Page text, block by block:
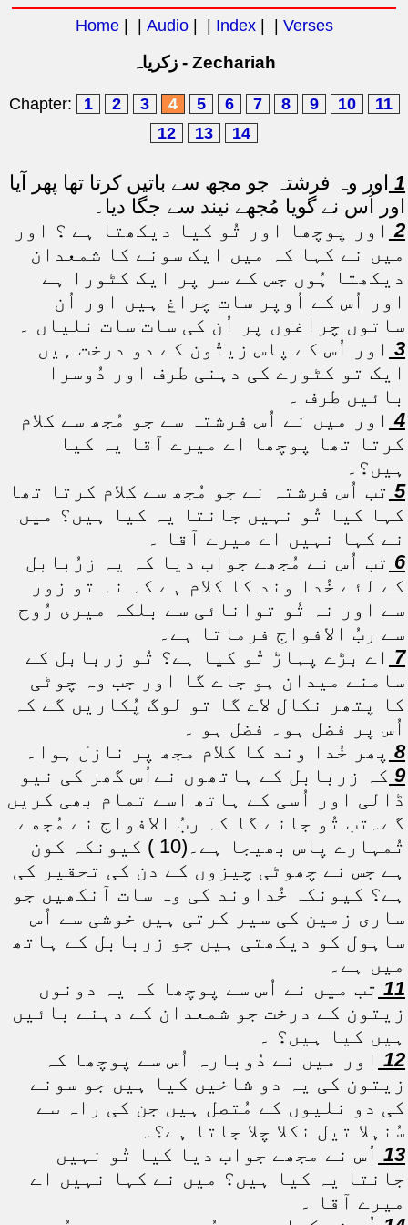
Home| | Audio| | Index| | Verses
زکریاہ - Zechariah
Chapter: 1 2 3 4 5 6 7 8 9 10
11
12
13 14
1 اور وہ فرشتہ جو مجھ سے باتیں کرتا تھا پھر آیا
اور اُس نے گویا مُجھے نیند سے جگا دیا۔
2 اور پوچھا اور تُو کیا دیکھتا ہے ؟ اور
میں نے کہا کہ میں ایک سونے کا شمعدان
دیکھتا ہُوں جس کے سر پر ایک کٹورا ہے
اور اُس کے اُوپر سات چراغ ہیں اور اُن
ساتوں چراغوں پر اُن کی سات سات نلیاں ۔
3 اور اُس کے پاس زیتُون کے دو درخت ہیں
ایک تو کٹورے کی دہنی طرف اور دُوسرا
بائیں طرف ۔
4 اور میں نے اُس فرشتہ سے جو مُجھ سے کلام
کرتا تھا پوچھا اے میرے آقا یہ کیا
ہیں؟۔
5 تب اُس فرشتہ نے جو مُجھ سے کلام کرتا تھا
کہا کیا تُو نہیں جانتا یہ کیا ہیں؟ میں
نے کہا نہیں اے میرے آقا ۔
6 تب اُس نے مُجھے جواب دیا کہ یہ زرُبابل
کے لئے خُدا وند کا کلام ہے کہ نہ تو زور
سے اور نہ تُو توانائی سے بلکہ میری رُوح
سے ربُ الافواج فرماتا ہے۔
7 اے بڑے پہاڑ تُو کیا ہے؟ تُو زربابل کے
سامنے میدان ہو جاے گا اور جب وہ چوٹی
کا پتھر نکال لاے گا تو لوگ پُکاریں گے کہ
اُس پر فضل ہو۔ فضل ہو ۔
8 پھر خُدا وند کا کلام مجھ پر نازل ہوا۔
9 کہ زربابل کے ہاتھوں نےاُس گھر کی نیو
ڈالی اور اُسی کے ہاتھ اسے تمام بھی کریں
گے۔تب تُو جانے گا کہ ربُ الافواج نے مُجھے
تُمہارے پاس بھیجا ہے۔(10 ) کیونکہ کون
ہے جس نے چھوٹی چیزوں کے دن کی تحقیر کی
ہے؟ کیونکہ خُداوند کی وہ سات آنکھیں جو
ساری زمین کی سیر کرتی ہیں خوشی سے اُس
ساہول کو دیکھتی ہیں جو زربابل کے ہاتھ
میں ہے۔
11 تب میں نے اُس سے پوچھا کہ یہ دونوں
زیتون کے درخت جو شمعدان کے دہنے بائیں
ہیں کیا ہیں؟ ۔
12 اور میں نے دُوبارہ اُس سے پوچھا کہ
زیتون کی یہ دو شاخیں کیا ہیں جو سونے
کی دو نلیوں کے مُتصل ہیں جن کی راہ سے
سُنہلا تیل نکلا چلا جاتا ہے؟۔
13 اُس نے مجھے جواب دیا کیا تُو نہیں
جانتا یہ کیا ہیں؟ میں نے کہا نہیں اے
میرے آقا ۔